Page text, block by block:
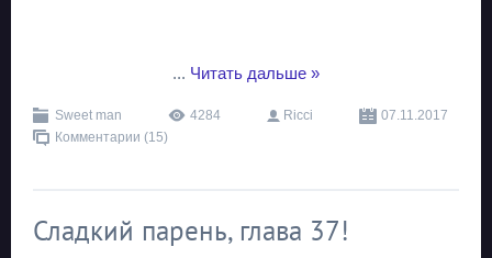
... Читать дальше »
Sweet man 4284 Ricci
07.11.2017
Комментарии (15)
Сладкий парень, глава 37!